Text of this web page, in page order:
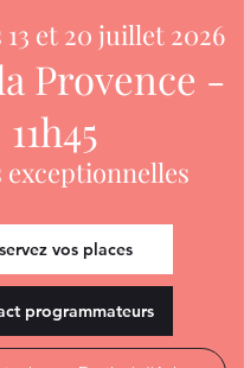
et 20 juillet 2026
Provence -
11h45
exceptionnelles
vos places
programmateurs